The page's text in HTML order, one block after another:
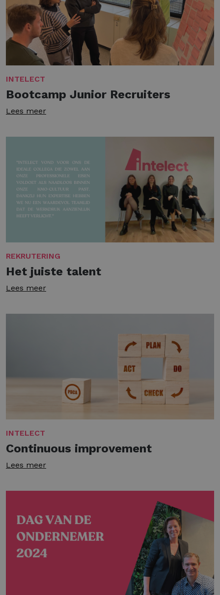
INTELECT
Bootcamp Junior Recruiters
Lees meer
REKRUTERING
Het juiste talent
Lees meer
INTELECT
Continuous improvement
Lees meer